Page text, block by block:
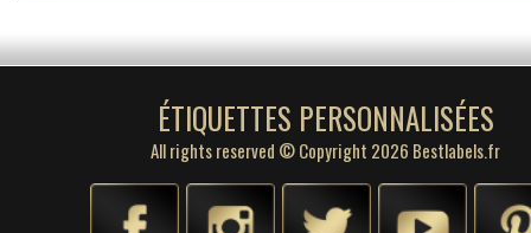
ÉTIQUETTES PERSONNALISÉES
All rights reserved © Copyright 2026 Bestlabels.fr